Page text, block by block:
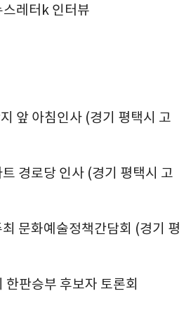
레터k 인터뷰
앞 아침인사 (경기 평택시 고
경로당 인사 (경기 평택시 고
문화예술정책간담회 (경기 평
판승부 후보자 토론회